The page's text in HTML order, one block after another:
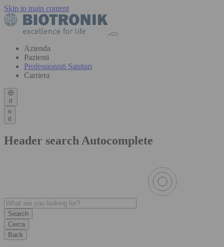
Skip to main content
Azienda
Pazienti
Professionisti Sanitari
Carriera
it
it
Header search Autocomplete
Cerca
Back